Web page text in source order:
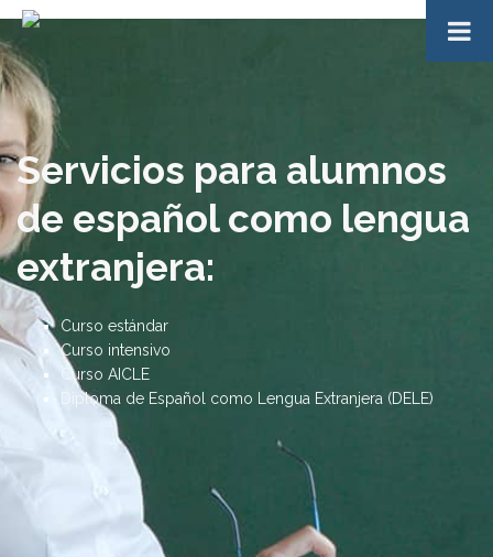
Servicios para alumnos
de español como lengua
extranjera:
Curso estándar
Curso intensivo
Curso AICLE
Diploma de Español como Lengua Extranjera (DELE)